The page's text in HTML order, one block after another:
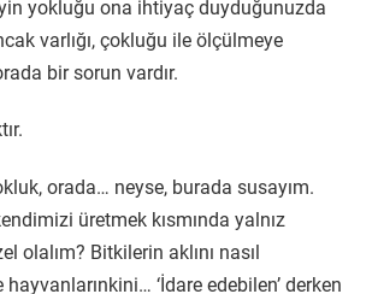
yokluğu ona ihtiyaç duyduğunuzda
varlığı, çokluğu ile ölçülmeye
bir sorun vardır.
orada… neyse, burada susayım.
üretmek kısmında yalnız
olalım? Bitkilerin aklını nasıl
‘İdare edebilen’ derken